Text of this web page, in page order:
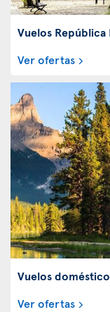
Vuelos
Ver ofertas
Vuelos
Ver ofertas